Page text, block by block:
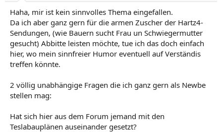
r
a
m
Haha, mir ist kein sinnvolles Thema eingefallen.
Da ich aber ganz gern für die armen Zuscher der Hartz4-
Sendungen, (wie Bauern sucht Frau un Schwiegermutter
gesucht) Abbitte leisten möchte, tue ich das doch einfach
hier, wo mein sinnfreier Humor eventuell auf Verständis
treffen könnte.
2 völlig unabhängige Fragen die ich ganz gern als Newbe
stellen mag:
Hat sich hier aus dem Forum jemand mit den
Teslabauplänen auseinander gesetzt?